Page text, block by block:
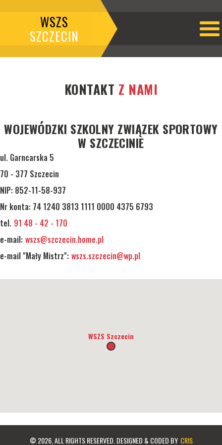
WSZS
SZCZECIN
KONTAKT Z NAMI
WOJEWÓDZKI SZKOLNY ZWIĄZEK SPORTOWY
W SZCZECINIE
ul. Garncarska 5
70 - 377 Szczecin
NIP: 852-11-58-937
Nr konta: 74 1240 3813 1111 0000 4375 6793
tel. 91 48 - 42 - 170
e-mail: wszs@szczecin.home.pl
e-mail "Mały Mistrz": wszs.szczecin@wp.pl
WSZS Szczecin
© 2026, ALL RIGHTS RESERVED. DESIGNED & CODED BY CRIS